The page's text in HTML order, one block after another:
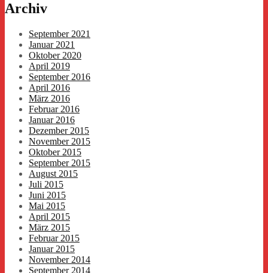
Archiv
September 2021
Januar 2021
Oktober 2020
April 2019
September 2016
April 2016
März 2016
Februar 2016
Januar 2016
Dezember 2015
November 2015
Oktober 2015
September 2015
August 2015
Juli 2015
Juni 2015
Mai 2015
April 2015
März 2015
Februar 2015
Januar 2015
November 2014
September 2014